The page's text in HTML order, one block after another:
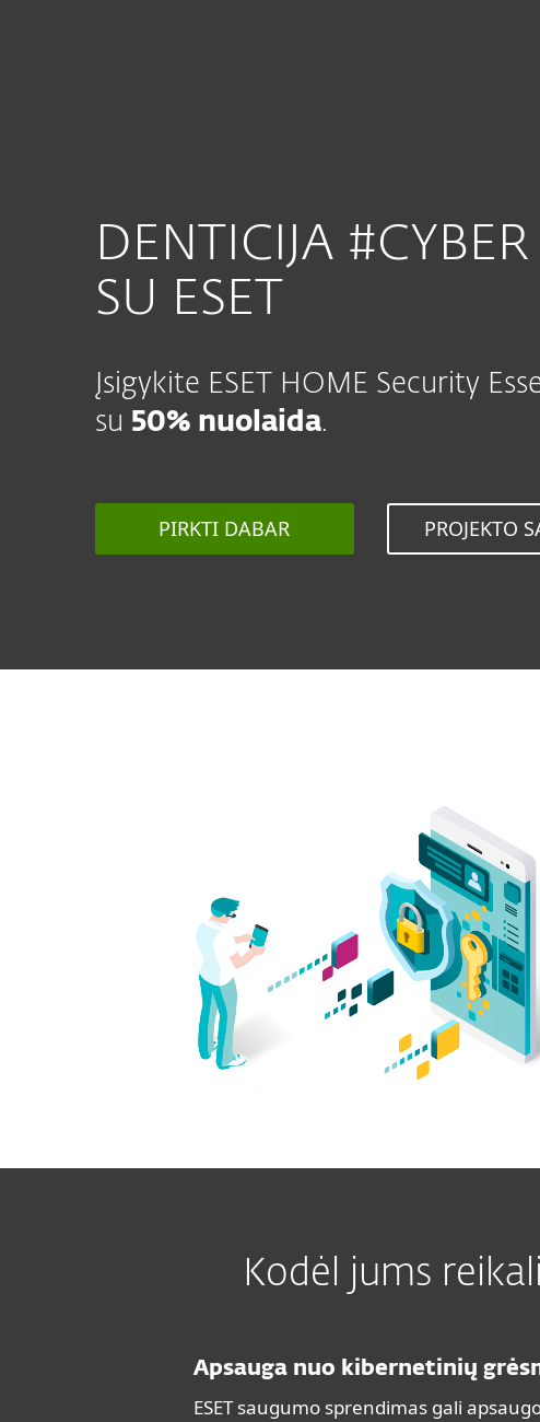
DENTICIJA
SU ESET
Įsigykite ESET HOME Security
su 50% nuolaida.
PIRKTI DABAR PROJEKTO
Kodėl jums
Apsauga nuo kibernetinių
ESET saugumo sprendimas gali